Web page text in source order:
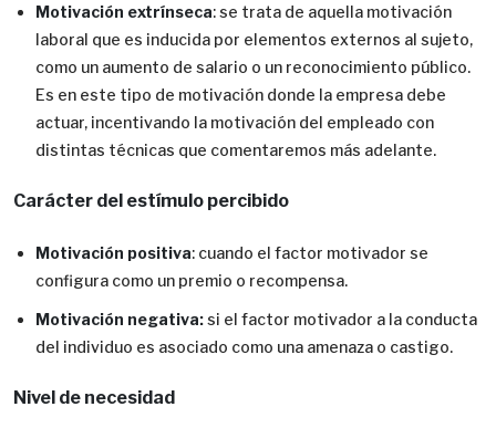
Motivación extrínseca: se trata de aquella motivación
laboral que es inducida por elementos externos al sujeto,
como un aumento de salario o un reconocimiento público.
Es en este tipo de motivación donde la empresa debe
actuar, incentivando la motivación del empleado con
distintas técnicas que comentaremos más adelante.
Carácter del estímulo percibido
Motivación positiva: cuando el factor motivador se
configura como un premio o recompensa.
Motivación negativa:si el factor motivador a la conducta
del individuo es asociado como una amenaza o castigo.
Nivel de necesidad